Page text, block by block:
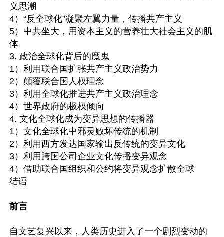
义思潮
4）“反全球化”凝聚左翼力量，传播共产主义
5）中共坐大，用资本主义的营养壮大社会主义的肌
体
3. 政治全球化背后的魔鬼
1）利用联合国扩张共产主义政治势力
2）颠覆联合国人权理念
3）利用全球化推进共产主义政治理念
4）世界政府的极权倾向
4. 文化全球化成为变异思想的传播器
1）文化全球化中邪灵败坏传统的机制
2）利用西方发达国家输出反传统的变异文化
3）利用跨国公司企业文化传播变异观念
4）借助联合国组织和公约将变异观念扩散全球
结语
前言
自文艺复兴以来，人类历史进入了一个剧烈变动的